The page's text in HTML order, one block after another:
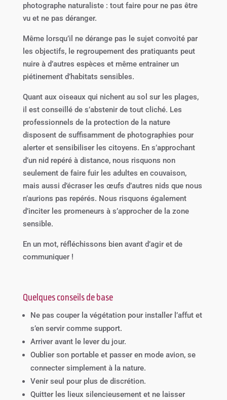
photographe naturaliste : tout faire pour ne pas être
vu et ne pas déranger.
Même lorsqu’il ne dérange pas le sujet convoité par
les objectifs, le regroupement des pratiquants peut
nuire à d’autres espèces et même entrainer un
piétinement d’habitats sensibles.
Quant aux oiseaux qui nichent au sol sur les plages,
il est conseillé de s’abstenir de tout cliché. Les
professionnels de la protection de la nature
disposent de suffisamment de photographies pour
alerter et sensibiliser les citoyens. En s’approchant
d’un nid repéré à distance, nous risquons non
seulement de faire fuir les adultes en couvaison,
mais aussi d’écraser les œufs d’autres nids que nous
n’aurions pas repérés. Nous risquons également
d’inciter les promeneurs à s’approcher de la zone
sensible.
En un mot, réfléchissons bien avant d’agir et de
communiquer !
Quelques conseils de base
Ne pas couper la végétation pour installer l’affut et
s’en servir comme support.
Arriver avant le lever du jour.
Oublier son portable et passer en mode avion, se
connecter simplement à la nature.
Venir seul pour plus de discrétion.
Quitter les lieux silencieusement et ne laisser